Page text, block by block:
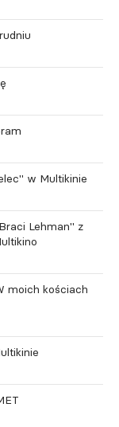
w Multikinie
Lehman" z
moich kościach